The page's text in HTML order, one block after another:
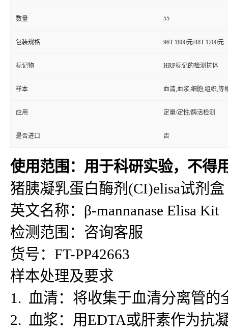
数量 55
包装规格 96T 1800元/48T 1200元
标记物 HRP标记的检测抗体
样本 血清,血浆,细胞,组织,等
应用 定量/定性/酶活检测
是否进口 否
使用范围：用于科研实验，不得
猪胰凝乳蛋白酶剂(CI)elisa试剂盒
英文名称：β-mannanase Elisa Kit
检测范围：咨询客服
货号：FT-PP42663
样本处理及要求
1. 血清：将收集于血清分离管
2. 血浆：用EDTA或肝素作为抗